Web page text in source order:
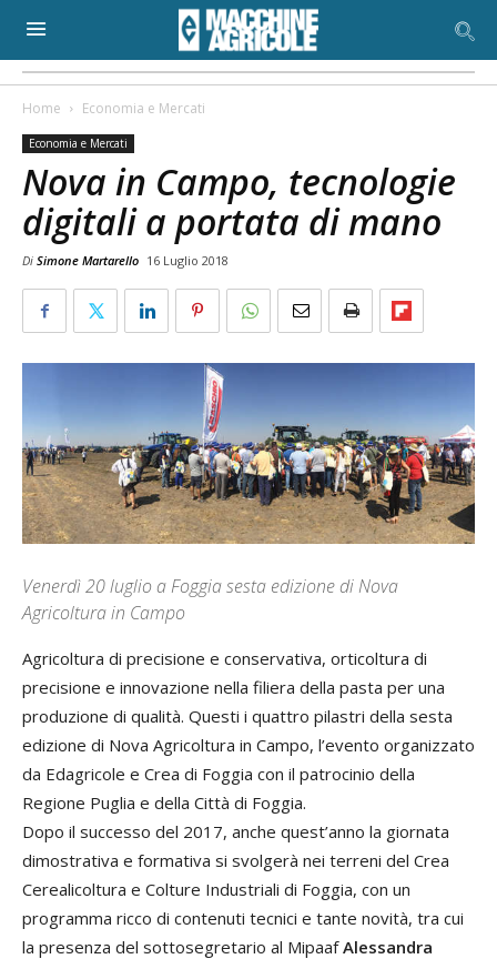
Home Economia e Mercati
Economia e Mercati
Nova in Campo, tecnologie
digitali a portata di mano
Di Simone Martarello 16 Luglio 2018
Venerdì 20 luglio a Foggia sesta edizione di Nova
Agricoltura in Campo
Agricoltura di precisione e conservativa, orticoltura di
precisione e innovazione nella filiera della pasta per una
produzione di qualità. Questi i quattro pilastri della sesta
edizione di Nova Agricoltura in Campo, l’evento organizzato
da Edagricole e Crea di Foggia con il patrocinio della
Regione Puglia e della Città di Foggia.
Dopo il successo del 2017, anche quest’anno la giornata
dimostrativa e formativa si svolgerà nei terreni del Crea
Cerealicoltura e Colture Industriali di Foggia, con un
programma ricco di contenuti tecnici e tante novità, tra cui
la presenza del sottosegretario al MipaafAlessandra